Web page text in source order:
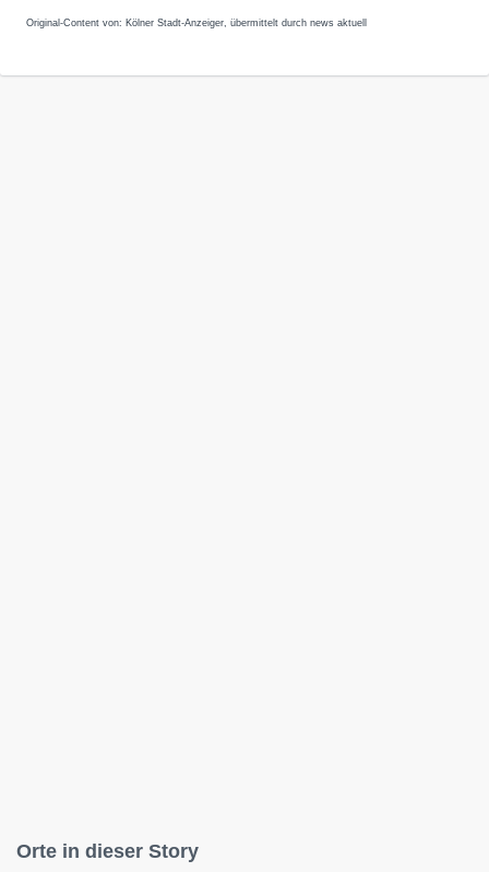
Original-Content von: Kölner Stadt-Anzeiger, übermittelt durch news aktuell
Orte in dieser Story